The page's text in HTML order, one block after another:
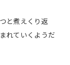
と煮えくり返
れていくようだ